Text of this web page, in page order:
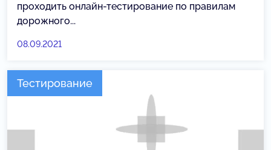
проходить онлайн-тестирование по правилам
дорожного...
08.09.2021
Тестирование